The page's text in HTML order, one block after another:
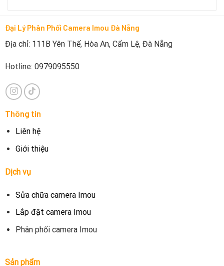
Đại Lý Phân Phối Camera Imou Đà Nẵng
Địa chỉ: 111B Yên Thế, Hòa An, Cẩm Lệ, Đà Nẵng
Hotline: 0979095550
Thông tin
Liên hệ
Giới thiệu
Dịch vụ
Sửa chữa camera Imou
Lắp đặt camera Imou
Phân phối camera Imou
Sản phẩm